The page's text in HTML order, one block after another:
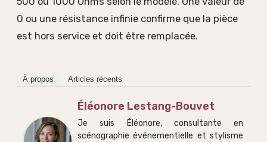
0 ou une résistance infinie confirme que la pièce
est hors service et doit être remplacée.
À propos Articles récents
Éléonore Lestang-Bouvet
Je suis Éléonore, consultante en
scénographie événementielle et stylisme